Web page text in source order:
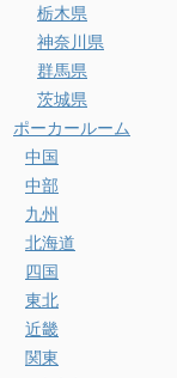
栃木県
神奈川県
群馬県
茨城県
ポーカールーム
中国
中部
九州
北海道
四国
東北
近畿
関東